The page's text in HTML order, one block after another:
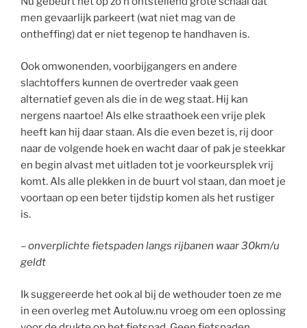
men gevaarlijk parkeert (wat niet mag van de
ontheffing) dat er niet tegenop te handhaven is.
Ook omwonenden, voorbijgangers en andere
slachtoffers kunnen de overtreder vaak geen
alternatief geven als die in de weg staat. Hij kan
nergens naartoe! Als elke straathoek een vrije plek
heeft kan hij daar staan. Als die even bezet is, rij door
naar de volgende hoek en wacht daar of pak je steekkar
en begin alvast met uitladen tot je voorkeursplek vrij
komt. Als alle plekken in de buurt vol staan, dan moet je
voortaan op een beter tijdstip komen als het rustiger
is.
– onverplichte fietspaden langs rijbanen waar 30km/u
geldt
Ik suggereerde het ook al bij de wethouder toen ze me
in een overleg met Autoluw.nu vroeg om een oplossing